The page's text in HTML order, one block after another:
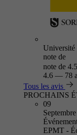
Université
note de
note de
4.6 — 78
Tous les avis
PROCHAINS
09
Septembre
EPMT -